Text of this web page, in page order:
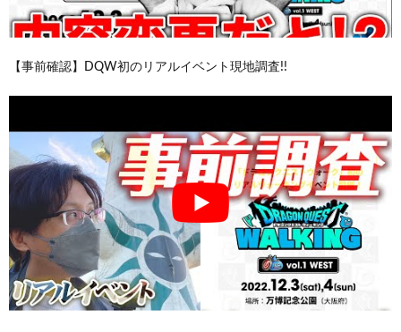
【事前確認】DQW初のリアルイベント現地調査!!